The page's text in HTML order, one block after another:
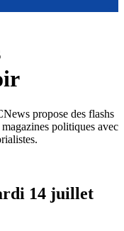
propose des flashs
politiques avec
14 juillet